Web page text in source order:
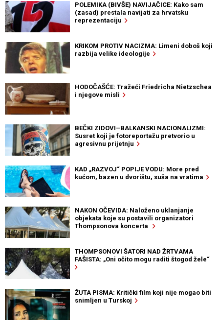
POLEMIKA (BIVŠE) NAVIJAČICE: Kako sam
(zasad) prestala navijati za hrvatsku
reprezentaciju
KRIKOM PROTIV NACIZMA: Limeni doboš koji
razbija velike ideologije
HODOČAŠĆE: Tražeći Friedricha Nietzschea
i njegove misli
BEČKI ZIDOVI–BALKANSKI NACIONALIZMI:
Susret koji je fotoreportažu pretvorio u
agresivnu prijetnju
KAD „RAZVOJ“ POPIJE VODU: More pred
kućom, bazen u dvorištu, suša na vratima
NAKON OČEVIDA: Naloženo uklanjanje
objekata koje su postavili organizatori
Thompsonova koncerta
THOMPSONOVI ŠATORI NAD ŽRTVAMA
FAŠISTA: „Oni očito mogu raditi štogod žele“
ŽUTA PISMA: Kritički film koji nije mogao biti
snimljen u Turskoj